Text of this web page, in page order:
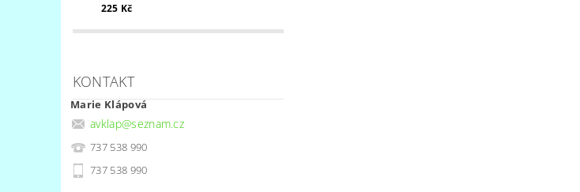
225 Kč
KONTAKT
Marie Klápová
avklap@seznam.cz
737 538 990
737 538 990